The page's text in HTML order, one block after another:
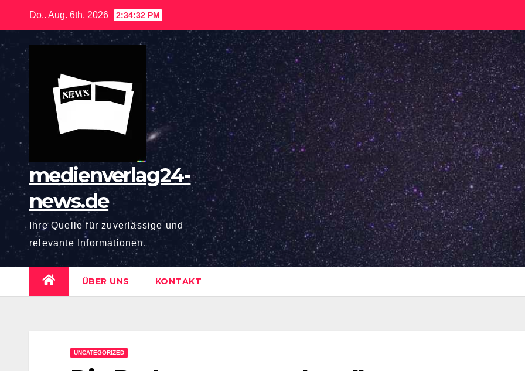
springen
Do.. Aug. 6th, 2026 2:34:33 PM
medienverlag24-
news.de
Ihre Quelle für zuverlässige und
relevante Informationen.
ÜBER UNS KONTAKT
UNCATEGORIZED